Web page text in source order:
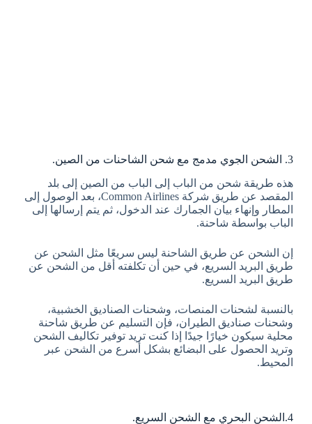
3. الشحن الجوي مدمج مع شحن الشاحنات من الصين.
هذه طريقة شحن من الباب إلى الباب من الصين إلى بلد
المقصد عن طريق شركة Common Airlines، بعد الوصول إلى
المطار وإنهاء بيان الجمارك عند الدخول، ثم يتم إرسالها إلى
الباب بواسطة شاحنة.
إن الشحن عن طريق الشاحنة ليس سريعًا مثل الشحن عن
طريق البريد السريع، في حين أن تكلفته أقل من الشحن عن
طريق البريد السريع.
بالنسبة لشحنات المنصات، وشحنات الصناديق الخشبية،
وشحنات صناديق الطيران، فإن التسليم عن طريق شاحنة
محلية سيكون خيارًا جيدًا إذا كنت تريد توفير تكاليف الشحن
وتريد الحصول على البضائع بشكل أسرع من الشحن عبر
المحيط.
4.الشحن البحري مع الشحن السريع.